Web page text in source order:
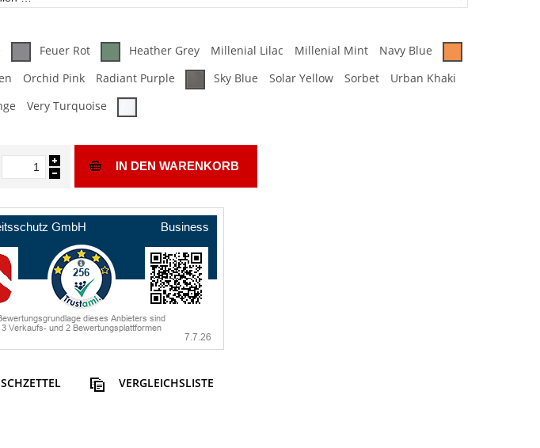
Feuer Rot Heather Grey Millenial Lilac Millenial Mint
Navy Blue
Orchid Pink Radiant Purple Sky Blue Solar Yellow Sorbet
Urban Khaki
Very Turquoise
IN DEN WARENKORB
VERGLEICHSLISTE